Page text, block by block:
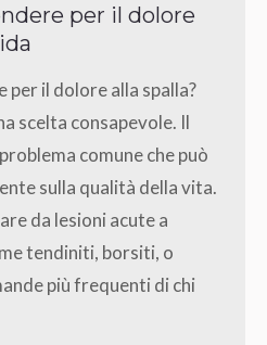
per il dolore
per il dolore alla spalla?
scelta consapevole. Il
comune che può
sulla qualità della vita.
da lesioni acute a
tendiniti, borsiti, o
più frequenti di chi